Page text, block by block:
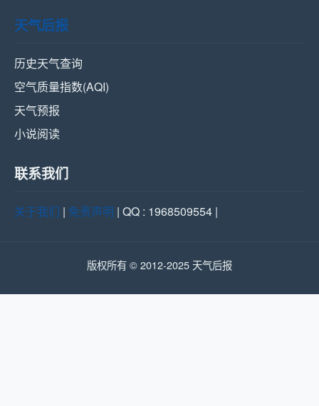
天气后报
历史天气查询
空气质量指数(AQI)
天气预报
小说阅读
联系我们
关于我们 | 免责声明 | QQ : 1968509554 |
版权所有 © 2012-2025 天气后报